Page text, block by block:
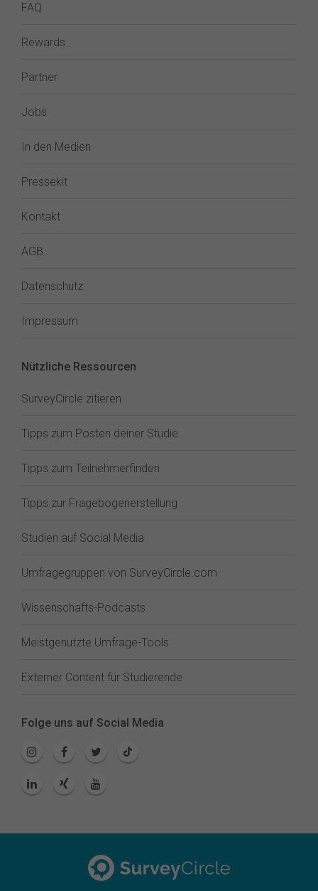
FAQ
Rewards
Partner
Jobs
In den Medien
Pressekit
Kontakt
AGB
Datenschutz
Impressum
Nützliche Ressourcen
SurveyCircle zitieren
Tipps zum Posten deiner Studie
Tipps zum Teilnehmerfinden
Tipps zur Fragebogenerstellung
Studien auf Social Media
Umfragegruppen von SurveyCircle.com
Wissenschafts-Podcasts
Meistgenutzte Umfrage-Tools
Externer Content für Studierende
Folge uns auf Social Media